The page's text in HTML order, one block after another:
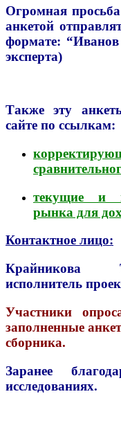
Огромная
анкетой
формате:
эксперта)
Также эту
сайте по ссылкам:
текущие и
рынка для
Контактное лицо:
Крайникова
исполнитель
Участники
заполненные
сборника.
Заранее
исследованиях.